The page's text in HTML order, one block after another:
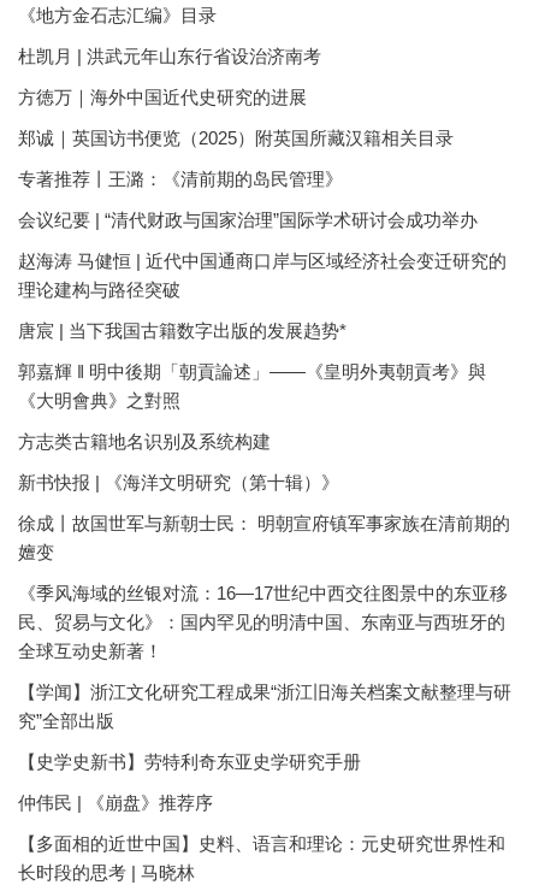
《地方金石志汇编》目录
杜凯月 | 洪武元年山东行省设治济南考
方徳万｜海外中国近代史研究的进展
郑诚｜英国访书便览（2025）附英国所藏汉籍相关目录
专著推荐丨王潞：《清前期的岛民管理》
会议纪要 | “清代财政与国家治理”国际学术研讨会成功举办
赵海涛 马健恒 | 近代中国通商口岸与区域经济社会变迁研究的
理论建构与路径突破
唐宸 | 当下我国古籍数字出版的发展趋势*
郭嘉輝 ‖ 明中後期「朝貢論述」——《皇明外夷朝貢考》與
《大明會典》之對照
方志类古籍地名识别及系统构建
新书快报 | 《海洋文明研究（第十辑）》
徐成丨故国世军与新朝士民： 明朝宣府镇军事家族在清前期的
嬗变
《季风海域的丝银对流：16—17世纪中西交往图景中的东亚移
民、贸易与文化》：国内罕见的明清中国、东南亚与西班牙的
全球互动史新著！
【学闻】浙江文化研究工程成果“浙江旧海关档案文献整理与研
究”全部出版
【史学史新书】劳特利奇东亚史学研究手册
仲伟民 | 《崩盘》推荐序
【多面相的近世中国】史料、语言和理论：元史研究世界性和
长时段的思考 | 马晓林